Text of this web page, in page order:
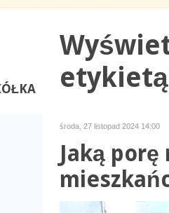
środa, 27 listopad 2024 14:00
Jaką